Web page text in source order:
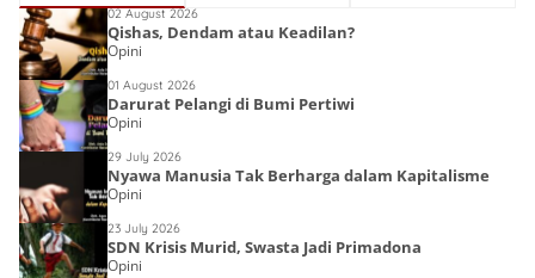
02 August 2026
Qishas, Dendam atau Keadilan?
Opini
01 August 2026
Darurat Pelangi di Bumi Pertiwi
Opini
29 July 2026
Nyawa Manusia Tak Berharga dalam Kapitalisme
Opini
23 July 2026
SDN Krisis Murid, Swasta Jadi Primadona
Opini